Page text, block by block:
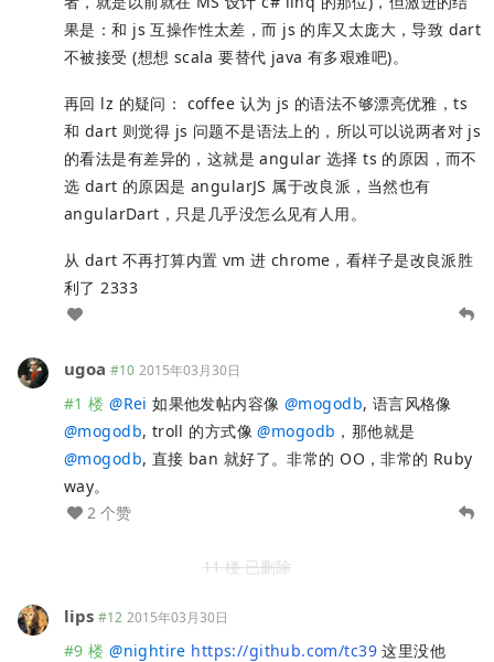
果是：和 js 互操作性太差，而 js 的库又太庞大，导致 dart
不被接受 (想想 scala 要替代 java 有多艰难吧)。
再回 lz 的疑问： coffee 认为 js 的语法不够漂亮优雅，ts
和 dart 则觉得 js 问题不是语法上的，所以可以说两者对 js
的看法是有差异的，这就是 angular 选择 ts 的原因，而不
选 dart 的原因是 angularJS 属于改良派，当然也有
angularDart，只是几乎没怎么见有人用。
从 dart 不再打算内置 vm 进 chrome，看样子是改良派胜
利了 2333
ugoa #10 2015年03月30日
#1 楼 @Rei 如果他发帖内容像 @mogodb, 语言风格像
@mogodb, troll 的方式像@mogodb ，那他就是
@mogodb, 直接 ban 就好了。非常的 OO，非常的 Ruby
way。
2 个赞
11 楼 已删除
lips #12 2015年03月30日
#9 楼 @nightire https://github.com/tc39 这里没他